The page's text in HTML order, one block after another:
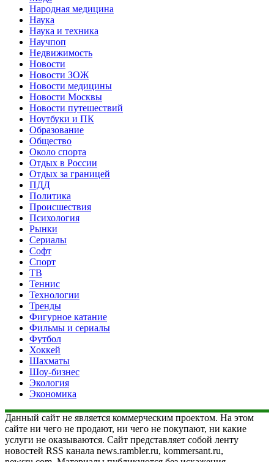
Народная медицина
Наука
Наука и техника
Научпоп
Недвижимость
Новости
Новости ЗОЖ
Новости медицины
Новости Москвы
Новости путешествий
Ноутбуки и ПК
Образование
Общество
Около спорта
Отдых в России
Отдых за границей
ПДД
Политика
Происшествия
Психология
Рынки
Сериалы
Софт
Спорт
ТВ
Теннис
Технологии
Тренды
Фигурное катание
Фильмы и сериалы
Футбол
Хоккей
Шахматы
Шоу-бизнес
Экология
Экономика
Данный сайт не является коммерческим проектом. На этом
сайте ни чего не продают, ни чего не покупают, ни какие
услуги не оказываются. Сайт представляет собой ленту
новостей RSS канала news.rambler.ru, kommersant.ru,